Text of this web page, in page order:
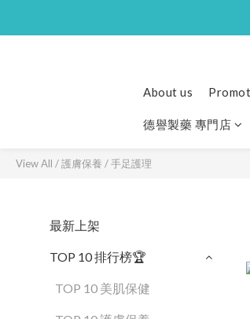
About us
德譽製藥 專門店
View All /護膚保養 /手足護理
最新上架
TOP 10 排行榜🏆
TOP 10 美肌保健